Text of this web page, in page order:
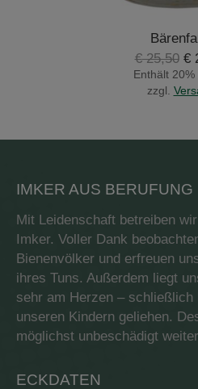
€25,50 €
Enthält 20%
zzgl.
IMKER AUS BERUFUNG
Mit Leidenschaft betreiben
Imker. Voller Dank
Bienenvölker und erfreuen
ihres Tuns. Außerdem liegt
sehr am Herzen – schließlich
unseren Kindern geliehen.
möglichst unbeschädigt
ECKDATEN